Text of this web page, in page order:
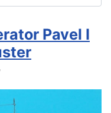
Pavel I